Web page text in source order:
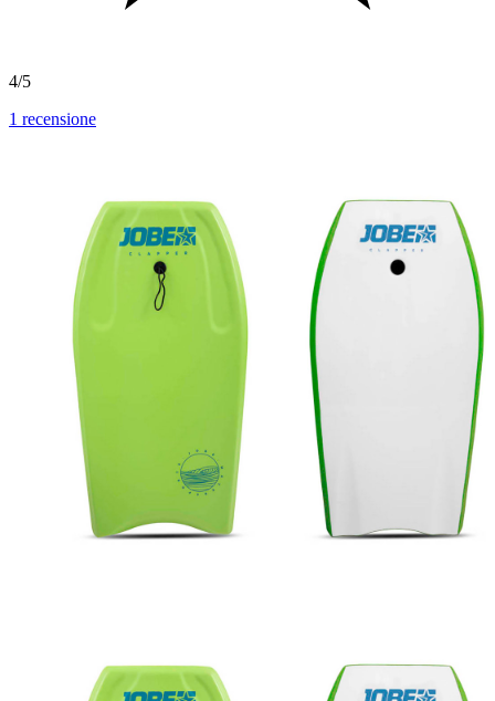
4/5
1 recensione